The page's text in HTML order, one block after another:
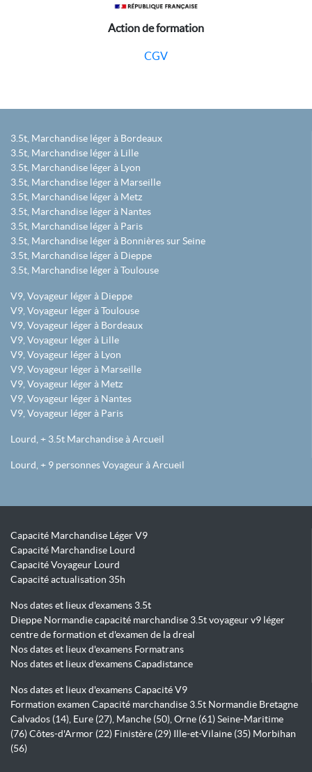
Action de formation
CGV
3.5t, Marchandise léger à Bordeaux
3.5t, Marchandise léger à Lille
3.5t, Marchandise léger à Lyon
3.5t, Marchandise léger à Marseille
3.5t, Marchandise léger à Metz
3.5t, Marchandise léger à Nantes
3.5t, Marchandise léger à Paris
3.5t, Marchandise léger à Bonnières sur Seine
3.5t, Marchandise léger à Dieppe
3.5t, Marchandise léger à Toulouse
V9, Voyageur léger à Dieppe
V9, Voyageur léger à Toulouse
V9, Voyageur léger à Bordeaux
V9, Voyageur léger à Lille
V9, Voyageur léger à Lyon
V9, Voyageur léger à Marseille
V9, Voyageur léger à Metz
V9, Voyageur léger à Nantes
V9, Voyageur léger à Paris
Lourd, + 3.5t Marchandise à Arcueil
Lourd, + 9 personnes Voyageur à Arcueil
Capacité Marchandise Léger V9
Capacité Marchandise Lourd
Capacité Voyageur Lourd
Capacité actualisation 35h
Nos dates et lieux d'examens 3.5t
Dieppe Normandie capacité marchandise 3.5t voyageur v9 léger
centre de formation et d'examen de la dreal
Nos dates et lieux d'examens Formatrans
Nos dates et lieux d'examens Capadistance
Nos dates et lieux d'examens Capacité V9
Formation examen Capacité marchandise 3.5t Normandie Bretagne
Calvados (14), Eure (27), Manche (50), Orne (61) Seine-Maritime
(76) Côtes-d'Armor (22) Finistère (29) Ille-et-Vilaine (35) Morbihan
(56)